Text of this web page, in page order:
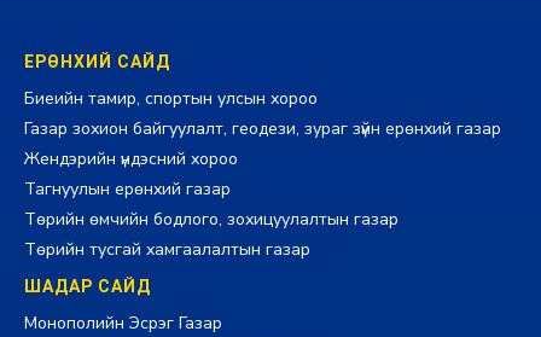
ЕРӨНХИЙ САЙД
Биеийн тамир, спортын улсын хороо
Газар зохион байгуулалт, геодези, зураг зүйн ерөнхий газар
Жендэрийн үндэсний хороо
Тагнуулын ерөнхий газар
Төрийн өмчийн бодлого, зохицуулалтын газар
Төрийн тусгай хамгаалалтын газар
ШАДАР САЙД
Монополийн Эсрэг Газар